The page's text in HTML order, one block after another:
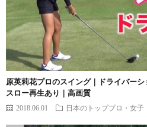
原英莉花プロのスイング｜ドライバー
スロー再生あり｜高画質
2018.06.01 日本のトッププロ・女子